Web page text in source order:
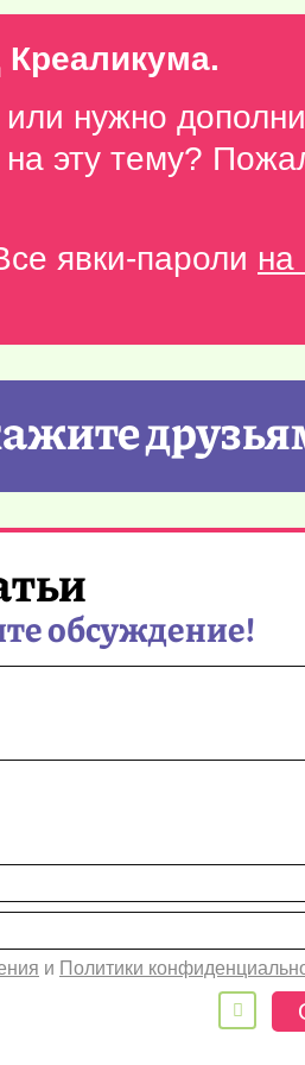
нужно
эту тему?
явки-пароли на
обсуждение!
и Политики